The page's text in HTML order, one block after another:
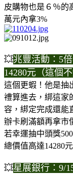
皮購物也是６％的
萬元內拿3%
💥兆豐活動：​5
14280元（這個
這個更蝦！他是抽
禮算進去，綁這家
容，綁定完成還能
辦卡刷滿額再拿市
若幸運抽中頭獎
總價值高達14280元
💥星展銀行：9/